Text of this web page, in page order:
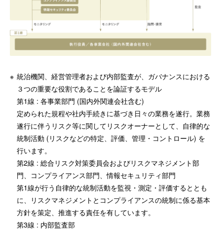
※ 統治機関、経営管理者および内部監査が、ガバナンスにおける
３つの重要な役割であることを論証するモデル
第1線 : 各事業部門 (国内外関連会社含む)
定められた規程や社内手続きに基づき日々の業務を遂行。業務
遂行に伴うリスク等に関してリスクオーナーとして、自律的な
統制活動 (リスクなどの特定、評価、管理・コントロール) を
行います。
第2線 : 総合リスク対策委員会およびリスクマネジメント部
門、コンプライアンス部門、情報セキュリティ部門
第1線が行う自律的な統制活動を監視・測定・評価するととも
に、リスクマネジメントとコンプライアンスの統制に係る基本
方針を策定、推進する責任を有しています。
第3線 : 内部監査部